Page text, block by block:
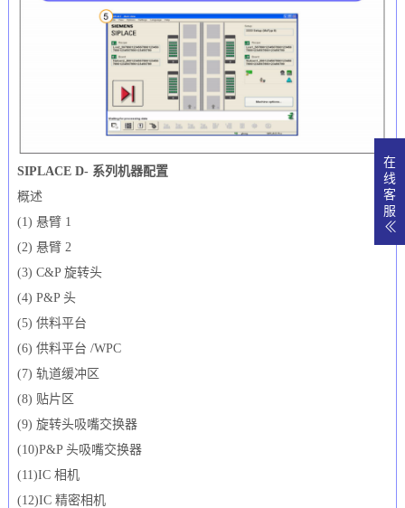
SIPLACE D- 系列机器配置
概述
(1) 悬臂 1
(2) 悬臂 2
(3) C&P 旋转头
(4) P&P 头
(5) 供料平台
(6) 供料平台 /WPC
(7) 轨道缓冲区
(8) 贴片区
(9) 旋转头吸嘴交换器
(10)P&P 头吸嘴交换器
(11)IC 相机
(12)IC 精密相机
在
线
客
服